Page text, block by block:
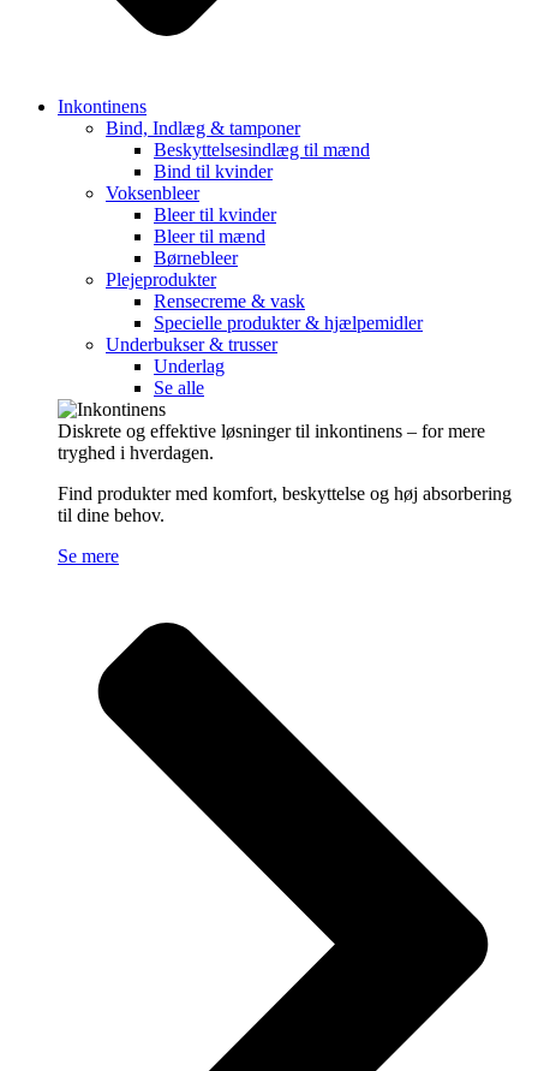
Inkontinens
Bind, Indlæg & tamponer
Beskyttelsesindlæg til mænd
Bind til kvinder
Voksenbleer
Bleer til kvinder
Bleer til mænd
Børnebleer
Plejeprodukter
Rensecreme & vask
Specielle produkter & hjælpemidler
Underbukser & trusser
Underlag
Se alle
Diskrete og effektive løsninger til inkontinens – for mere
tryghed i hverdagen.
Find produkter med komfort, beskyttelse og høj absorbering
til dine behov.
Se mere